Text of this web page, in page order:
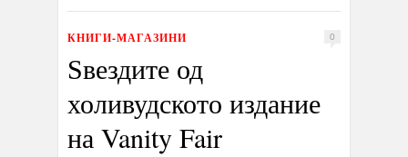
КНИГИ-МАГАЗИНИ 0
Ѕвездите од
холивудското издание
на Vanity Fair